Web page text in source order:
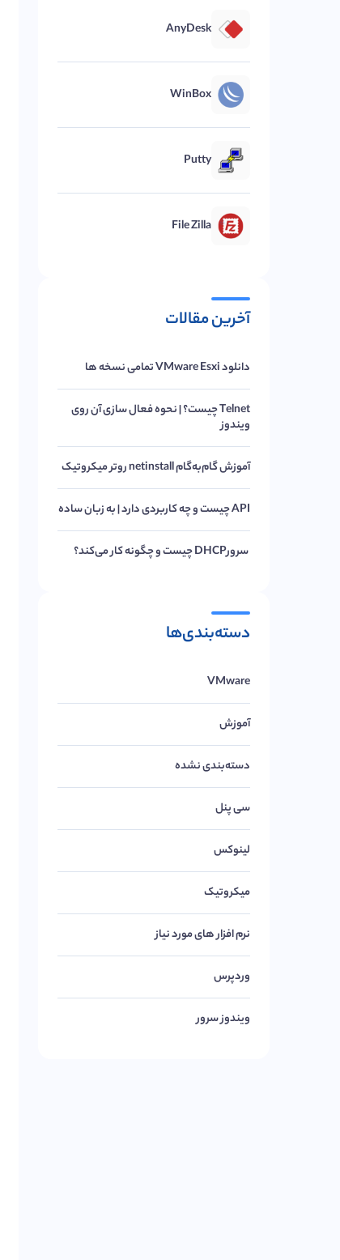
AnyDesk
WinBox
Putty
File Zilla
آخرین مقالات
دانلود VMware Esxi تمامی نسخه ها
Telnet چیست؟ | نحوه فعال سازی آن روی
ویندوز
آموزش گام‌به‌گام netinstall روتر میکروتیک
API چیست و چه کاربردی دارد | به زبان ساده
سرورDHCP چیست و چگونه کار می‌کند؟
دسته‌بندی‌ها
VMware
آموزش
دسته‌بندی نشده
سی پنل
لینوکس
میکروتیک
نرم افزار های مورد نیاز
وردپرس
ویندوز سرور